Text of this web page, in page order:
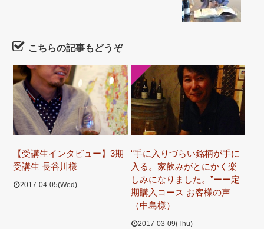
こちらの記事もどうぞ
【受講生インタビュー】3期
受講生 長谷川様
2017-04-05(Wed)
“手に入りづらい銘柄が手に
入る。家飲みがとにかく楽
しみになりました。”ーー定
期購入コース お客様の声
（中島様）
2017-03-09(Thu)